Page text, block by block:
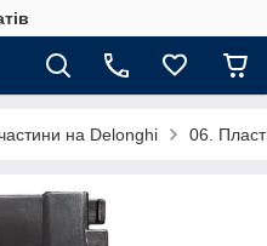
на Delonghi 06.